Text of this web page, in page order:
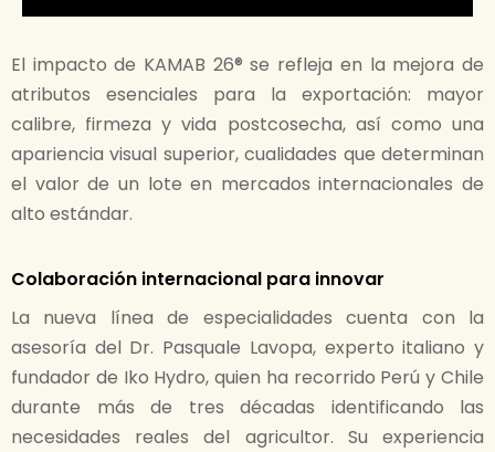
El impacto de KAMAB 26® se refleja en la mejora de
atributos esenciales para la exportación: mayor
calibre, firmeza y vida postcosecha, así como una
apariencia visual superior, cualidades que determinan
el valor de un lote en mercados internacionales de
alto estándar.
Colaboración internacional para innovar
La nueva línea de especialidades cuenta con la
asesoría del Dr. Pasquale Lavopa, experto italiano y
fundador de Iko Hydro, quien ha recorrido Perú y Chile
durante más de tres décadas identificando las
necesidades reales del agricultor. Su experiencia